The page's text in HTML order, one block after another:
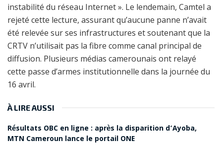
instabilité du réseau Internet ». Le lendemain, Camtel a
rejeté cette lecture, assurant qu’aucune panne n’avait
été relevée sur ses infrastructures et soutenant que la
CRTV n’utilisait pas la fibre comme canal principal de
diffusion. Plusieurs médias camerounais ont relayé
cette passe d’armes institutionnelle dans la journée du
16 avril.
À LIRE AUSSI
Résultats OBC en ligne : après la disparition d’Ayoba,
MTN Cameroun lance le portail ONE